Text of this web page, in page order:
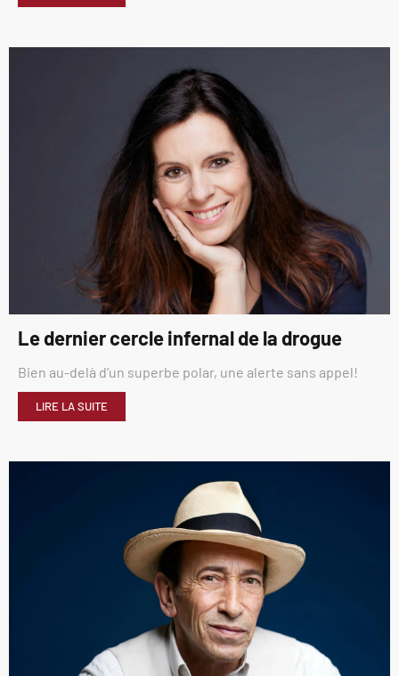
Le dernier cercle infernal de la drogue
Bien au-delà d’un superbe polar, une alerte sans appel!
LIRE LA SUITE